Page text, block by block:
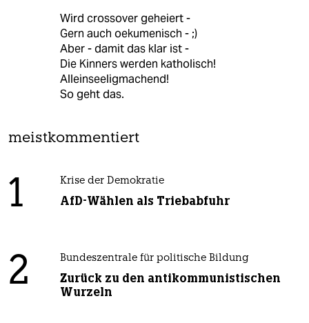
Wird crossover geheiert -
Gern auch oekumenisch - ;)
Aber - damit das klar ist -
Die Kinners werden katholisch!
Alleinseeligmachend!
So geht das.
meistkommentiert
1 Krise der Demokratie
AfD-Wählen als Triebabfuhr
2 Bundeszentrale für politische Bildung
Zurück zu den antikommunistischen
Wurzeln